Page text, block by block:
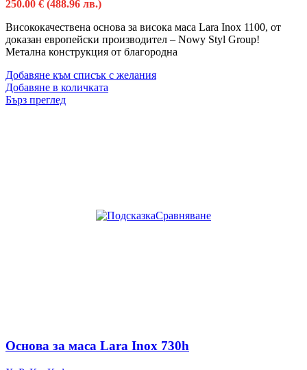
250.00 € (488.96 лв.)
Висококачествена основа за висока маса Lara Inox 1100, от
доказан европейски производител – Nowy Styl Group!
Метална конструкция от благородна
Добавяне към списък с желания
Добавяне в количката
Бърз преглед
Сравняване
Основа за маса Lara Inox 730h